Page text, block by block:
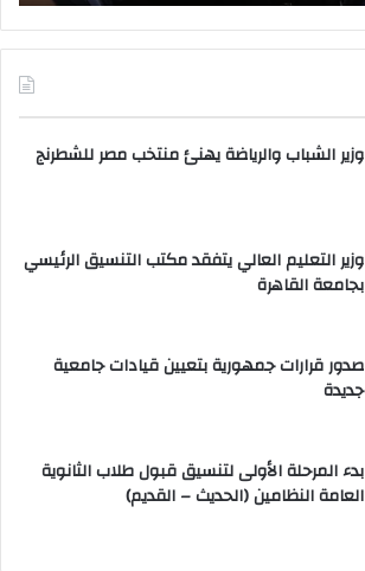
وزير الشباب والرياضة يهنئ منتخب مصر للشطرنج
وزير التعليم العالي يتفقد مكتب التنسيق الرئيسي
بجامعة القاهرة
صدور قرارات جمهورية بتعيين قيادات جامعية
جديدة
بدء المرحلة الأولى لتنسيق قبول طلاب الثانوية
العامة النظامين (الحديث – القديم)